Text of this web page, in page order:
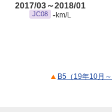
2017/03～2018/01
JC08 - km/L
B5（19年10月